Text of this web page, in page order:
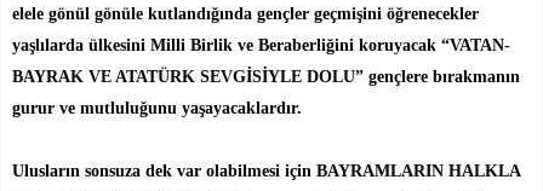
elele gönül gönüle kutlandığında gençler geçmişini öğrenecekler
yaşlılarda ülkesini Milli Birlik ve Beraberliğini koruyacak “VATAN-
BAYRAK VE ATATÜRK SEVGİSİYLE DOLU” gençlere bırakmanın
gurur ve mutluluğunu yaşayacaklardır.
Ulusların sonsuza dek var olabilmesi için BAYRAMLARIN HALKLA